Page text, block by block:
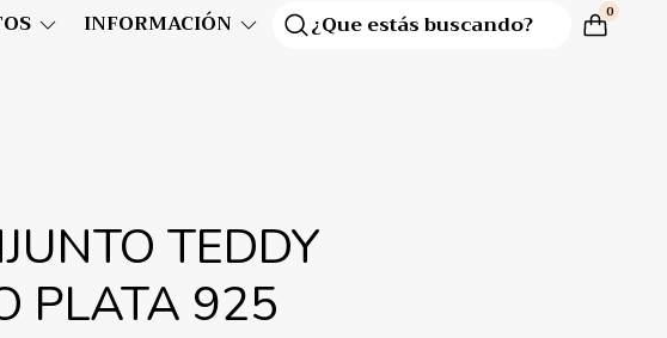
INFORMACIÓN 0
TEDDY
PLATA 925